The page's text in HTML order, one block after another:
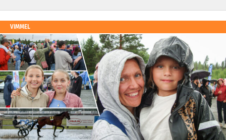
VIMMEL